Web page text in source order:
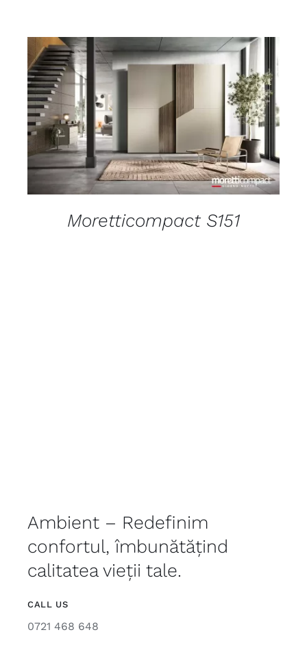
Moretticompact S151
Ambient – Redefinim
confortul, îmbunătățind
calitatea vieții tale.
CALL US
0721 468 648